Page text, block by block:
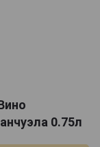
0.75л